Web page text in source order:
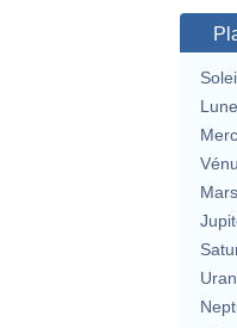
Lune
Mars